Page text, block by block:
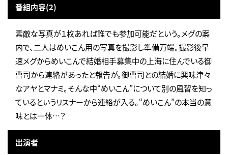
番組内容(2)
素敵な写真が１枚あれば誰でも参加可能だという。メグの案
内で、二人はめいこん用の写真を撮影し準備万端。撮影後早
速メグからめいこんで結婚相手募集中の上海に住んでいる御
曹司から連絡があったと報告が。御曹司との結婚に興味津々
なアヤとマナミ。そんな中“めいこん”について別の風習を知っ
ているというリスナーから連絡が入る。“めいこん”の本当の意
味とは一体…？
出演者